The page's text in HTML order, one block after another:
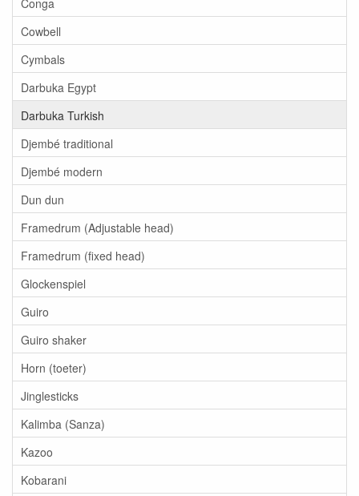
Cowbell
Cymbals
Darbuka Egypt
Darbuka Turkish
Djembé traditional
Djembé modern
Dun dun
Framedrum (Adjustable head)
Framedrum (fixed head)
Glockenspiel
Guiro
Guiro shaker
Horn (toeter)
Jinglesticks
Kalimba (Sanza)
Kazoo
Kobarani